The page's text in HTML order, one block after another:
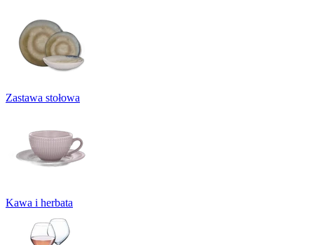
Zastawa stołowa
Kawa i herbata